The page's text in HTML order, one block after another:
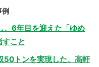
例
、6年目を迎えた「ゆめ
こと
50トンを実現した、高軒